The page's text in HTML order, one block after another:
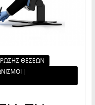
ΘΕΣΕΩΝ
|